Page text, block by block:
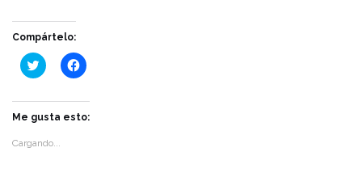
Compártelo:
Haz
clic
en
Twitter
abre
en
Haz
clic
en
Facebook
Me gusta esto:
Cargando...